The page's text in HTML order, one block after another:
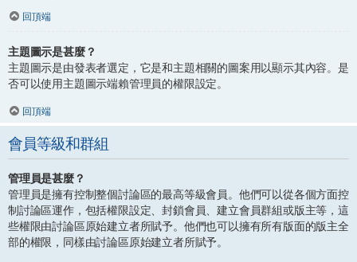
回頂端
主題圖示是甚麼？
主題圖示是由發表者選定，它是和主題相關的圖案用以顯示其內容。是
否可以使用主題圖示端賴管理員的權限設定。
回頂端
會員等級和群組
管理員是甚麼？
管理員是擁有控制整個討論區的最高等級會員。他們可以從各個方面控
制討論區運作，包括權限設定、封鎖會員、建立會員群組或版主等，這
些權限由討論區原始建立者所賦予。他們也可以擁有所有版面的版主全
部的權限，同樣由討論區原始建立者所賦予。